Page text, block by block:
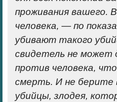
проживания вашего.
человека, — по
убивают такого
свидетель не может
против человека,
смерть. И не берите
убийцы, злодея,